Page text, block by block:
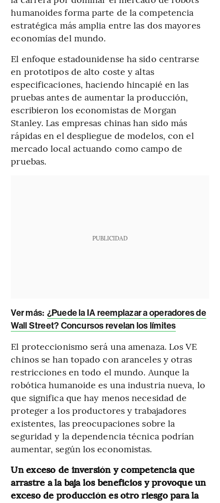
humanoides forma parte de la competencia
estratégica más amplia entre las dos mayores
economías del mundo.
El enfoque estadounidense ha sido centrarse
en prototipos de alto coste y altas
especificaciones, haciendo hincapié en las
pruebas antes de aumentar la producción,
escribieron los economistas de Morgan
Stanley. Las empresas chinas han sido más
rápidas en el despliegue de modelos, con el
mercado local actuando como campo de
pruebas.
PUBLICIDAD
Ver más: ¿Puede la IA reemplazar a operadores de
Wall Street? Concursos revelan los límites
El proteccionismo será una amenaza. Los VE
chinos se han topado con aranceles y otras
restricciones en todo el mundo. Aunque la
robótica humanoide es una industria nueva, lo
que significa que hay menos necesidad de
proteger a los productores y trabajadores
existentes, las preocupaciones sobre la
seguridad y la dependencia técnica podrían
aumentar, según los economistas.
Un exceso de inversión y competencia que
arrastre a la baja los beneficios y provoque un
exceso de producción es otro riesgo para la